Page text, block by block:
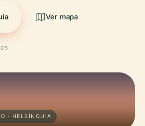
Ver mapa
· HELSÍNQUIA